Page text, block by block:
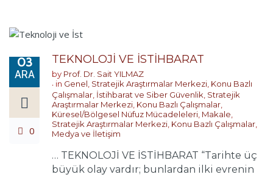
03
ARA
0
TEKNOLOJİ VE İSTİHBARAT
by Prof. Dr. Sait YILMAZ
in Genel, Stratejik Araştırmalar Merkezi, Konu Bazlı
Çalışmalar, İstihbarat ve Siber Güvenlik, Stratejik
Araştırmalar Merkezi, Konu Bazlı Çalışmalar,
Küresel/Bölgesel Nüfuz Mücadeleleri, Makale,
Stratejik Araştırmalar Merkezi, Konu Bazlı Çalışmalar,
Medya ve İletişim
… TEKNOLOJİ VE İSTİHBARAT “Tarihte üç
büyük olay vardır; bunlardan ilki evrenin